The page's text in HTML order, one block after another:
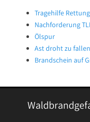
Tragehilfe
Nachforderung
Ölspur
Ast droht zu
Brandschein auf